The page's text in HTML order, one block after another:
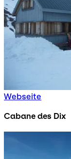
Webseite
Cabane des Dix